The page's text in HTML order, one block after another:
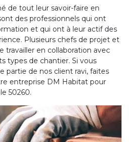
de tout leur savoir-faire en
des professionnels qui ont
et qui ont à leur actif des
Plusieurs chefs de projet et
travailler en collaboration avec
types de chantier. Si vous
partie de nos client ravi, faites
entreprise DM Habitat pour
50260.